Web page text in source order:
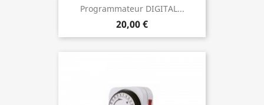
Programmateur DIGITAL...
20,00 €